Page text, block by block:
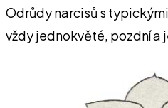
Odrůdy narcisů s
vždy jednokvěté, pozdní a